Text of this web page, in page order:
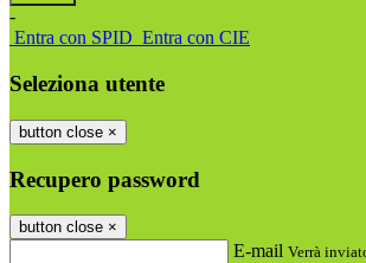
-
Entra con SPID Entra con CIE
Seleziona utente
button close ×
Recupero password
button close ×
E-mail Verrà